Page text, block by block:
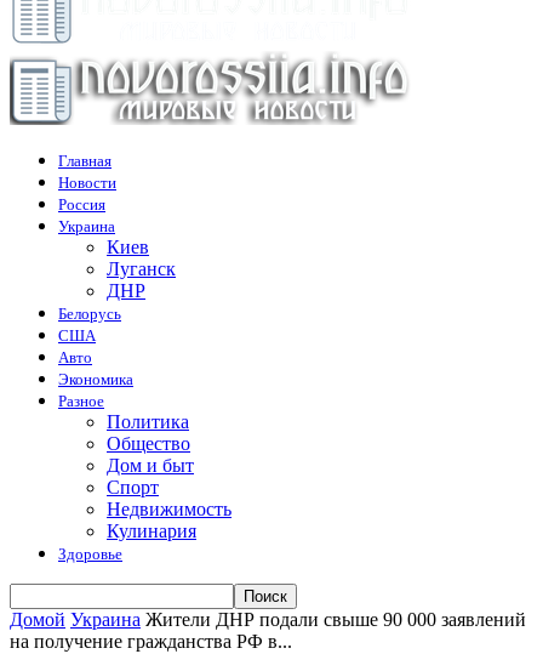
Главная
Новости
Россия
Украина
Киев
Луганск
ДНР
Белорусь
США
Авто
Экономика
Разное
Политика
Общество
Дом и быт
Спорт
Недвижимость
Кулинария
Здоровье
Домой Украина Жители ДНР подали свыше 90 000 заявлений
на получение гражданства РФ в...